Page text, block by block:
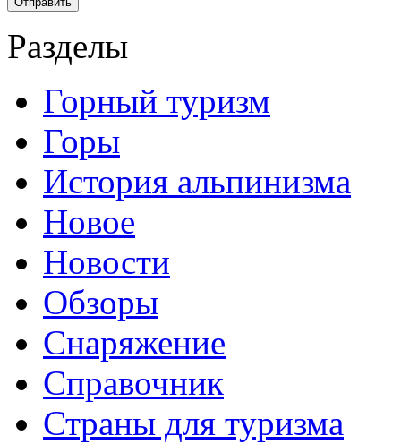
Разделы
Горный туризм
Горы
История альпинизма
Новое
Новости
Обзоры
Снаряжение
Справочник
Страны для туризма